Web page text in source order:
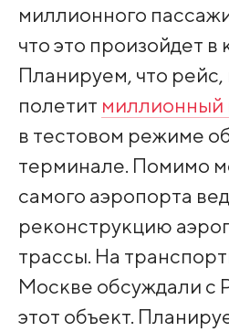
миллионного
что это произойдет в
Планируем, что
полетит миллионный
в тестовом режиме
терминале. Помимо
самого аэропорта
реконструкцию
трассы. На
Москве обсуждали с
этот объект.